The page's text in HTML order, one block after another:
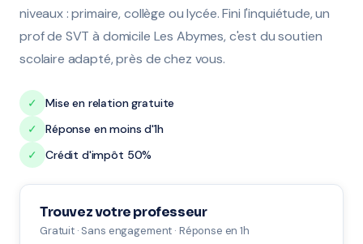
niveaux : primaire, collège ou lycée. Fini l'inquiétude, un
prof de SVT à domicile Les Abymes, c'est du soutien
scolaire adapté, près de chez vous.
✓
Mise en relation gratuite
✓
Réponse en moins d'1h
✓
Crédit d'impôt 50%
Trouvez votre professeur
Gratuit · Sans engagement · Réponse en 1h